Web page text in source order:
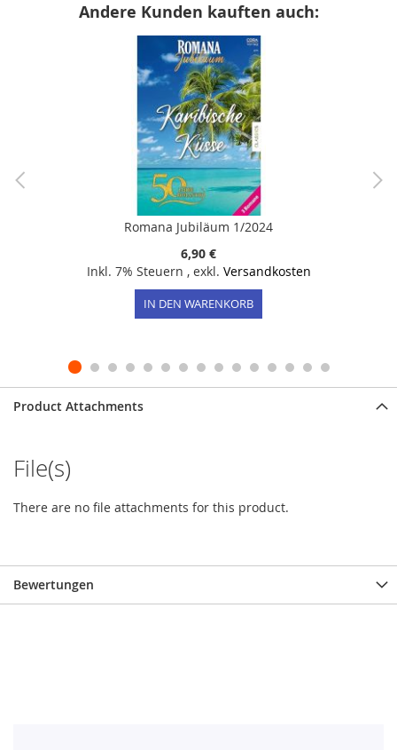
Andere Kunden kauften auch:
Romana Jubiläum 1/2024
6,90 €
Inkl. 7% Steuern , exkl. Versandkosten
IN DEN WARENKORB
Product Attachments
File(s)
There are no file attachments for this product.
Bewertungen